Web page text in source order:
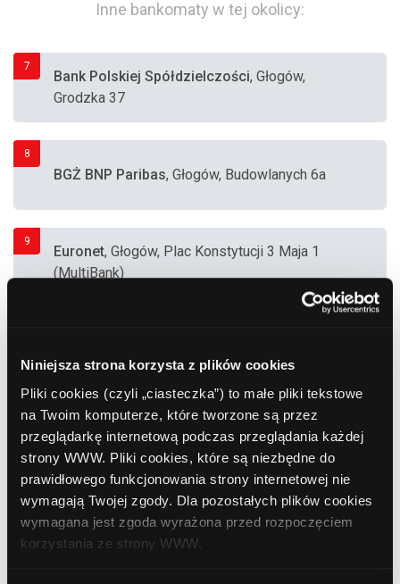
Niniejsza strona korzysta z plików cookies
Pliki cookies (czyli „ciasteczka”) to małe pliki tekstowe
na Twoim komputerze, które tworzone są przez
przeglądarkę internetową podczas przeglądania każdej
strony WWW. Pliki cookies, które są niezbędne do
prawidłowego funkcjonowania strony internetowej nie
wymagają Twojej zgody. Dla pozostałych plików cookies
wymagana jest zgoda wyrażona przed rozpoczęciem
korzystania ze strony WWW.
Inne bankomaty w tej okolicy:
7
Bank Polskiej Spółdzielczości, Głogów,
Grodzka 37
8
BGŻ BNP Paribas, Głogów, Budowlanych 6a
9
Euronet, Głogów, Plac Konstytucji 3 Maja 1
(MultiBank)
11
Bank Polska Kasa Opieki (PEKAO SA)
Głogów, Grodzka 24
12
Citibank Handlowy, Głogów, Al. Wolności 16